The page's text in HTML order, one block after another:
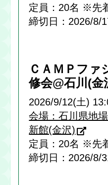
定員：20名 ※先
締切日：2026/8/
ＣＡＭＰファ
修会@石川(金
2026/9/12(土)
会場：石川県地
新館(金沢)
定員：20名 ※先
締切日：2026/8/